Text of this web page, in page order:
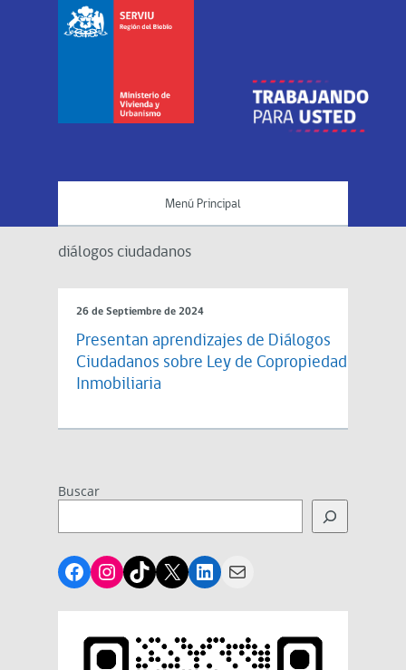
Menú Principal
diálogos ciudadanos
26 de Septiembre de 2024
Presentan aprendizajes de Diálogos
Ciudadanos sobre Ley de Copropiedad
Inmobiliaria
Buscar
Facebook
Instagram
TikTok
X LinkedIn
Mail